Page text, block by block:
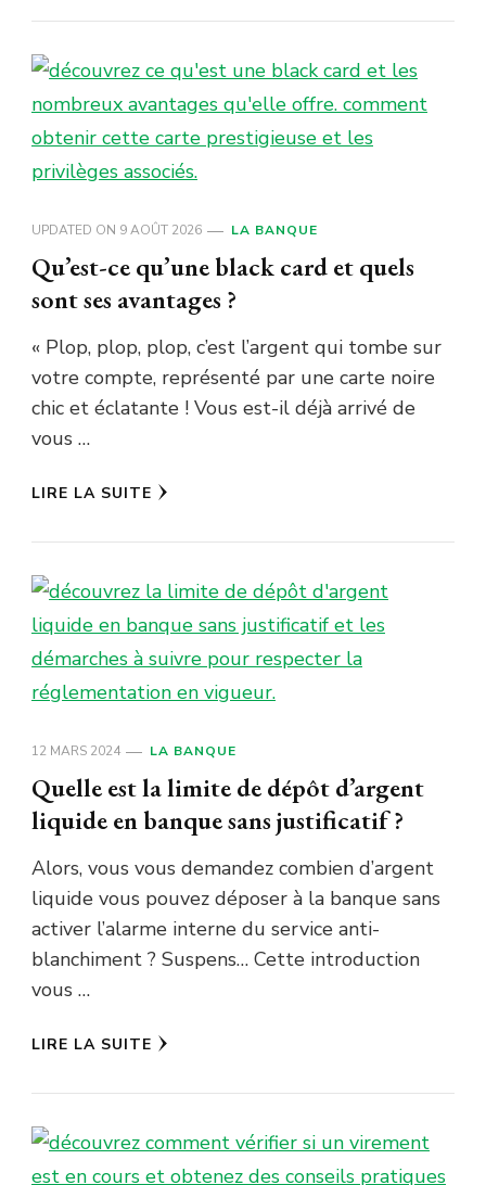
UPDATED ON 9 AOÛT 2026 LA BANQUE
Qu’est-ce qu’une black card et quels
sont ses avantages ?
« Plop, plop, plop, c’est l’argent qui tombe sur
votre compte, représenté par une carte noire
chic et éclatante ! Vous est-il déjà arrivé de
vous …
LIRE LA SUITE
12 MARS 2024 LA BANQUE
Quelle est la limite de dépôt d’argent
liquide en banque sans justificatif ?
Alors, vous vous demandez combien d’argent
liquide vous pouvez déposer à la banque sans
activer l’alarme interne du service anti-
blanchiment ? Suspens… Cette introduction
vous …
LIRE LA SUITE